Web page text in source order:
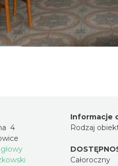
4
Informacje
Rodzaj
Całoroczny